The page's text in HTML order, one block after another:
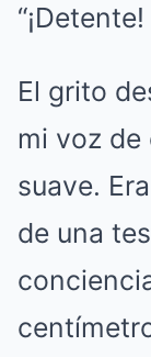
El grito
mi voz de
suave.
de una